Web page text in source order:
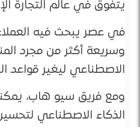
يتفوق في عالم التجارة
في عصر يبحث فيه
وسريعة أكثر من مجرد
الاصطناعي ليغير قواعد
ومع فريق سيو هاب،
الذكاء الاصطناعي لتحسين